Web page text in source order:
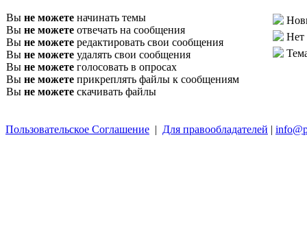
Вы не можете начинать темы
Вы не можете отвечать на сообщения
Вы не можете редактировать свои сообщения
Вы не можете удалять свои сообщения
Вы не можете голосовать в опросах
Вы не можете прикреплять файлы к сообщениям
Вы не можете скачивать файлы
Нет
Пользовательское Соглашение | Для правообладателей |